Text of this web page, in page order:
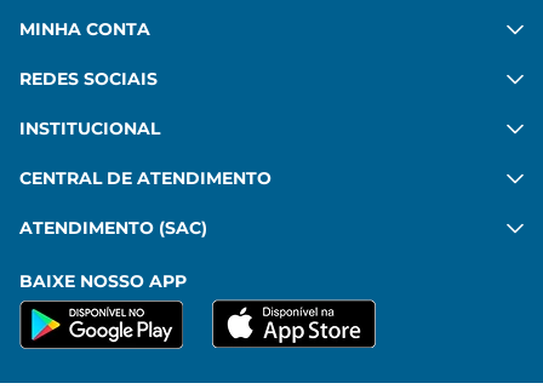
MINHA CONTA
REDES SOCIAIS
INSTITUCIONAL
CENTRAL DE ATENDIMENTO
ATENDIMENTO (SAC)
BAIXE NOSSO APP